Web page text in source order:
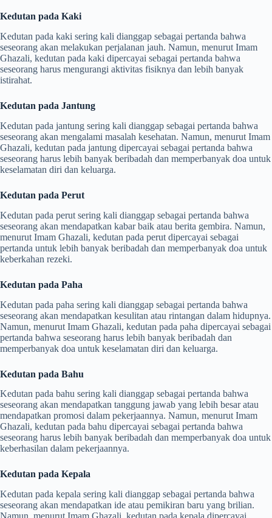
Kedutan pada Kaki
Kedutan pada kaki sering kali dianggap sebagai pertanda bahwa
seseorang akan melakukan perjalanan jauh. Namun, menurut Imam
Ghazali, kedutan pada kaki dipercayai sebagai pertanda bahwa
seseorang harus mengurangi aktivitas fisiknya dan lebih banyak
istirahat.
Kedutan pada Jantung
Kedutan pada jantung sering kali dianggap sebagai pertanda bahwa
seseorang akan mengalami masalah kesehatan. Namun, menurut Imam
Ghazali, kedutan pada jantung dipercayai sebagai pertanda bahwa
seseorang harus lebih banyak beribadah dan memperbanyak doa untuk
keselamatan diri dan keluarga.
Kedutan pada Perut
Kedutan pada perut sering kali dianggap sebagai pertanda bahwa
seseorang akan mendapatkan kabar baik atau berita gembira. Namun,
menurut Imam Ghazali, kedutan pada perut dipercayai sebagai
pertanda untuk lebih banyak beribadah dan memperbanyak doa untuk
keberkahan rezeki.
Kedutan pada Paha
Kedutan pada paha sering kali dianggap sebagai pertanda bahwa
seseorang akan mendapatkan kesulitan atau rintangan dalam hidupnya.
Namun, menurut Imam Ghazali, kedutan pada paha dipercayai sebagai
pertanda bahwa seseorang harus lebih banyak beribadah dan
memperbanyak doa untuk keselamatan diri dan keluarga.
Kedutan pada Bahu
Kedutan pada bahu sering kali dianggap sebagai pertanda bahwa
seseorang akan mendapatkan tanggung jawab yang lebih besar atau
mendapatkan promosi dalam pekerjaannya. Namun, menurut Imam
Ghazali, kedutan pada bahu dipercayai sebagai pertanda bahwa
seseorang harus lebih banyak beribadah dan memperbanyak doa untuk
keberhasilan dalam pekerjaannya.
Kedutan pada Kepala
Kedutan pada kepala sering kali dianggap sebagai pertanda bahwa
seseorang akan mendapatkan ide atau pemikiran baru yang brilian.